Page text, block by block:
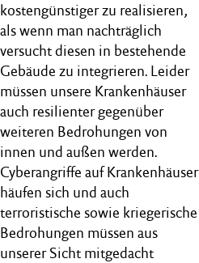
kostengünstiger zu realisieren,
als wenn man nachträglich
versucht diesen in bestehende
Gebäude zu integrieren. Leider
müssen unsere Krankenhäuser
auch resilienter gegenüber
weiteren Bedrohungen von
innen und außen werden.
Cyberangriffe auf Krankenhäuser
häufen sich und auch
terroristische sowie kriegerische
Bedrohungen müssen aus
unserer Sicht mitgedacht